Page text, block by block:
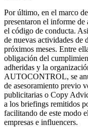
Por último, en el marco
presentaron el informe
el código de conducta.
de nuevas actividades
próximos meses. Entre
obligación del
adheridas y la
AUTOCONTROL, se
de asesoramiento previo
publicitarias o Copy
a los briefings remitidos
facilitando de este modo
empresas e influencers.